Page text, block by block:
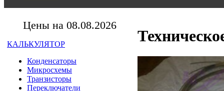
Цены на 08.08.2026
КАЛЬКУЛЯТОР
Конденсаторы
Микросхемы
Транзисторы
Переключатели